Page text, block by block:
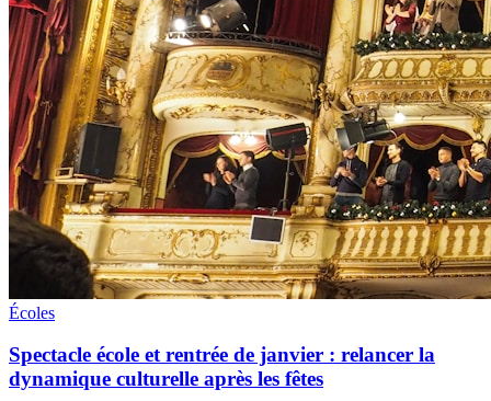
Écoles
Spectacle école et rentrée de janvier : relancer la
dynamique culturelle après les fêtes